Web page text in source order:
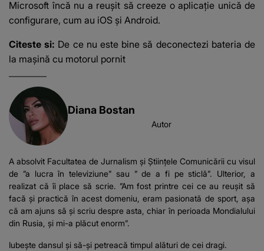
Microsoft încă nu a reuşit să creeze o aplicaţie unică de
configurare, cum au iOS şi Android.
Citeste si: De ce nu este bine să deconectezi bateria de
la mașină cu motorul pornit
Diana Bostan
Autor
A absolvit Facultatea de Jurnalism și Științele Comunicării cu visul
de ”a lucra în televiziune” sau ” de a fi pe sticlă”. Ulterior, a
realizat că îi place să scrie. ”Am fost printre cei ce au reușit să
facă și practică în acest domeniu, eram pasionată de sport, așa
că am ajuns să și scriu despre asta, chiar în perioada Mondialului
din Rusia, și mi-a plăcut enorm”.
Iubește dansul și să-și petreacă timpul alături de cei dragi.